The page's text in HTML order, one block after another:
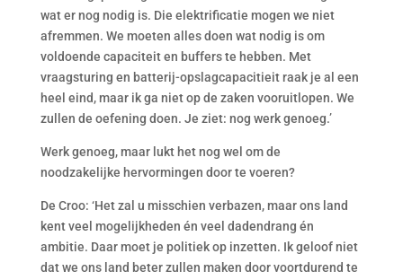
wat er nog nodig is. Die elektrificatie mogen we niet
afremmen. We moeten alles doen wat nodig is om
voldoende capaciteit en buffers te hebben. Met
vraagsturing en batterij-opslagcapacitieit raak je al een
heel eind, maar ik ga niet op de zaken vooruitlopen. We
zullen de oefening doen. Je ziet: nog werk genoeg.’
Werk genoeg, maar lukt het nog wel om de
noodzakelijke hervormingen door te voeren?
De Croo: ‘Het zal u misschien verbazen, maar ons land
kent veel mogelijkheden én veel dadendrang én
ambitie. Daar moet je politiek op inzetten. Ik geloof niet
dat we ons land beter zullen maken door voortdurend te